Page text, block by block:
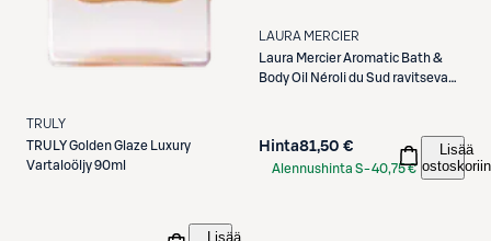
TRULY
TRULYGolden Glaze Luxury
Vartaloöljy 90ml
Lisää
LAURA MERCIER
Laura MercierAromatic Bath &
Body Oil Néroli du Sud ravitseva
Hinta81,50 €
Alennushinta S-40,75 €
Lisää
ostoskoriin